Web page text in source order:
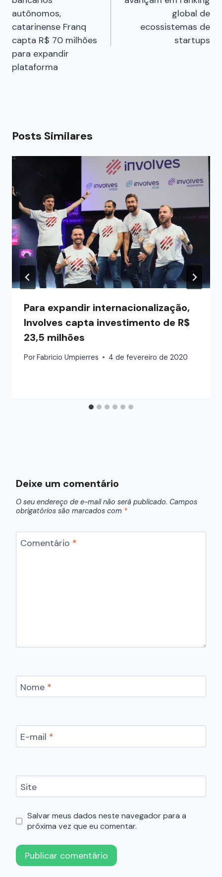
autônomos,
catarinense Franq
capta R$ 70 milhões
para expandir
plataforma
global de
ecossistemas de
startups
Posts Similares
Para expandir internacionalização,
Involves capta investimento de R$
23,5 milhões
PorFabricio Umpierres 4 de fevereiro de 2020
Deixe um comentário
O seu endereço de e-mail não será publicado. Campos
obrigatórios são marcados com *
Comentário *
Nome *
E-mail *
Site
Salvar meus dados neste navegador para a
próxima vez que eu comentar.